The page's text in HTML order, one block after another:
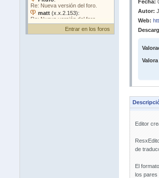
Entrar en los foros
Fecha:
Autor:
Web:
Editor
de
El
los pares